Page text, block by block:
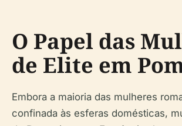
O Papel das
de Elite em
Embora a maioria das mulheres
confinada às esferas domésticas,